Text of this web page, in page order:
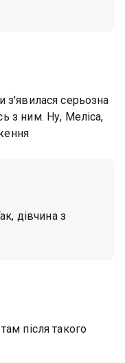
з'явилася серьозна
з ним. Ну, Меліса,
дівчина з
після такого